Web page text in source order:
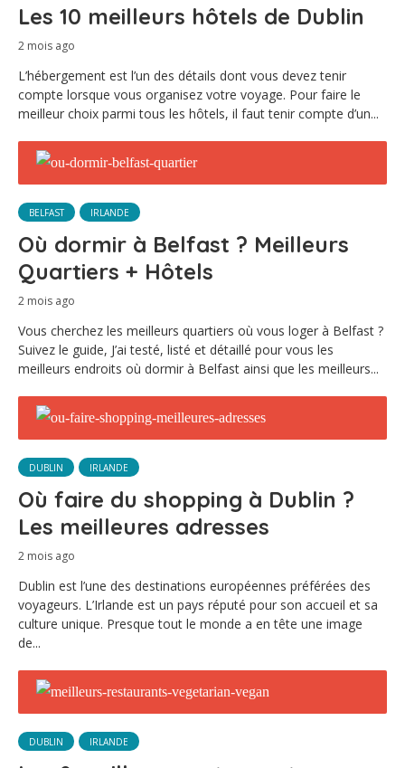
Les 10 meilleurs hôtels de Dublin
2 mois ago
L’hébergement est l’un des détails dont vous devez tenir
compte lorsque vous organisez votre voyage. Pour faire le
meilleur choix parmi tous les hôtels, il faut tenir compte d’un...
BELFAST IRLANDE
Où dormir à Belfast ? Meilleurs
Quartiers + Hôtels
2 mois ago
Vous cherchez les meilleurs quartiers où vous loger à Belfast ?
Suivez le guide, J’ai testé, listé et détaillé pour vous les
meilleurs endroits où dormir à Belfast ainsi que les meilleurs...
DUBLIN IRLANDE
Où faire du shopping à Dublin ?
Les meilleures adresses
2 mois ago
Dublin est l’une des destinations européennes préférées des
voyageurs. L’Irlande est un pays réputé pour son accueil et sa
culture unique. Presque tout le monde a en tête une image
de...
DUBLIN IRLANDE